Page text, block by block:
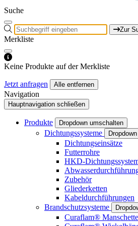
Suche
Zur
Merkliste
Keine Produkte auf der Merkliste
Jetzt anfragen Alle entfernen
Navigation
Hauptnavigation schließen
Produkte Dropdown umschalten
Dichtungssysteme
Dichtungseinsätze
Futterrohre
HKD-
Zubehör
Gliederketten
Kabeldurchführungen
Brandschutzsysteme
Curaflam®